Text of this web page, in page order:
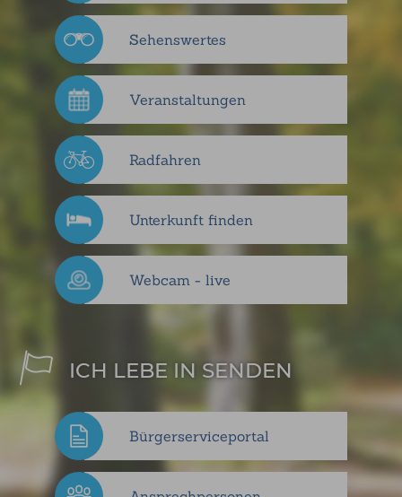
Sehenswertes
Veranstaltungen
Radfahren
Unterkunft finden
Webcam - live
ICH LEBE IN SENDEN
Bürgerserviceportal